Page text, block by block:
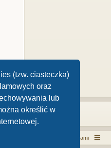
(tzw. ciasteczka)
oraz
lub
określić w
Kontakt z nami